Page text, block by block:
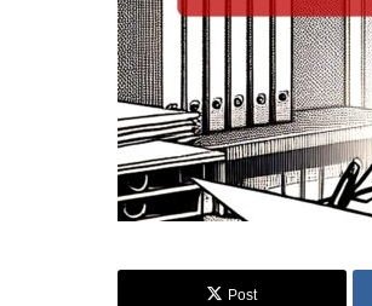
Post